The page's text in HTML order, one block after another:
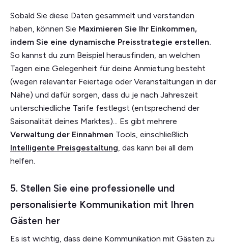
Sobald Sie diese Daten gesammelt und verstanden
haben, können Sie Maximieren Sie Ihr Einkommen,
indem Sie eine dynamische Preisstrategie erstellen.
So kannst du zum Beispiel herausfinden, an welchen
Tagen eine Gelegenheit für deine Anmietung besteht
(wegen relevanter Feiertage oder Veranstaltungen in der
Nähe) und dafür sorgen, dass du je nach Jahreszeit
unterschiedliche Tarife festlegst (entsprechend der
Saisonalität deines Marktes)... Es gibt mehrere
Verwaltung der Einnahmen Tools, einschließlich
Intelligente Preisgestaltung , das kann bei all dem
helfen.
5. Stellen Sie eine professionelle und
personalisierte Kommunikation mit Ihren
Gästen her
Es ist wichtig, dass deine Kommunikation mit Gästen zu